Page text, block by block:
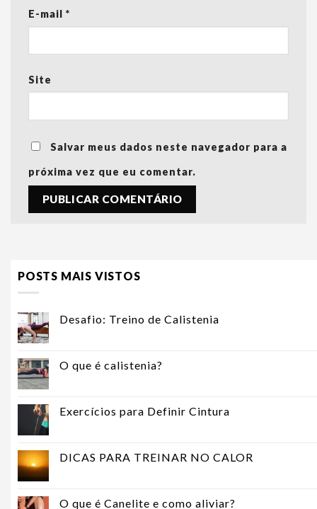
E-mail *
Site
Salvar meus dados neste navegador para a
próxima vez que eu comentar.
POSTS MAIS VISTOS
Desafio: Treino de Calistenia
O que é calistenia?
Exercícios para Definir Cintura
DICAS PARA TREINAR NO CALOR
O que é Canelite e como aliviar?